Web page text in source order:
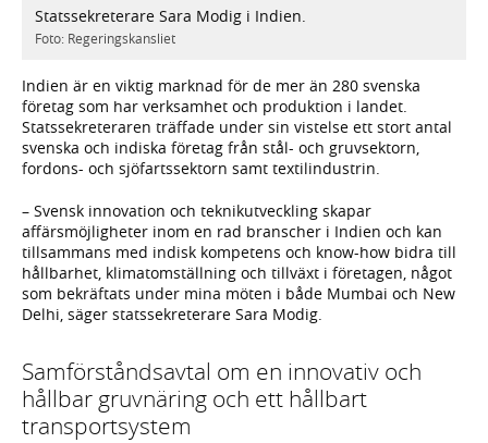
Statssekreterare Sara Modig i Indien.
Foto: Regeringskansliet
Indien är en viktig marknad för de mer än 280 svenska
företag som har verksamhet och produktion i landet.
Statssekreteraren träffade under sin vistelse ett stort antal
svenska och indiska företag från stål- och gruvsektorn,
fordons- och sjöfartssektorn samt textilindustrin.
– Svensk innovation och teknikutveckling skapar
affärsmöjligheter inom en rad branscher i Indien och kan
tillsammans med indisk kompetens och know-how bidra till
hållbarhet, klimatomställning och tillväxt i företagen, något
som bekräftats under mina möten i både Mumbai och New
Delhi, säger statssekreterare Sara Modig.
Samförståndsavtal om en innovativ och
hållbar gruvnäring och ett hållbart
transportsystem